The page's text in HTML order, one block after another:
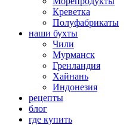
Креветка
Полуфабрикаты
наши бухты
Чили
Мурманск
Гренландия
Хайнань
Индонезия
рецепты
блог
где купить